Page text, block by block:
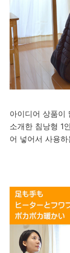
아이디어 상품이
소개한 침낭형 1
어 넣어서 사용